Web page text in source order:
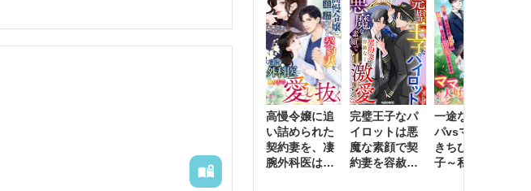
高慢令嬢に追
い詰められた
契約妻を、凄
腕外科医はこ
完璧王子なパ
イロットは悪
魔な素顔で契
約妻を容赦な
一途な社長パ
パvsママ大好
きちびっこ息
子～私を捨て